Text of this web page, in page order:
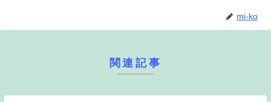
mi-ko
関連記事